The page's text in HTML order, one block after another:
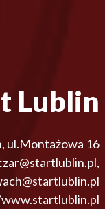
Lublin
, ul.Montażowa 16